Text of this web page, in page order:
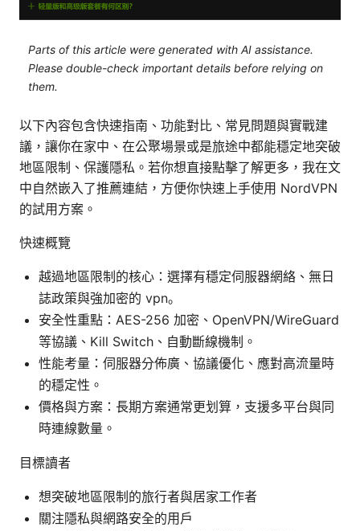
Parts of this article were generated with AI assistance.
Please double-check important details before relying on
them.
以下內容包含快速指南、功能對比、常見問題與實戰建
議，讓你在家中、在公聚場景或是旅途中都能穩定地突破
地區限制、保護隱私。若你想直接點擊了解更多，我在文
中自然嵌入了推薦連結，方便你快速上手使用 NordVPN
的試用方案。
快速概覽
越過地區限制的核心：選擇有穩定伺服器網絡、無日
誌政策與強加密的 vpn。
安全性重點：AES-256 加密、OpenVPN/WireGuard
等協議、Kill Switch、自動斷線機制。
性能考量：伺服器分佈廣、協議優化、應對高流量時
的穩定性。
價格與方案：長期方案通常更划算，支援多平台與同
時連線數量。
目標讀者
想突破地區限制的旅行者與居家工作者
關注隱私與網路安全的用戶